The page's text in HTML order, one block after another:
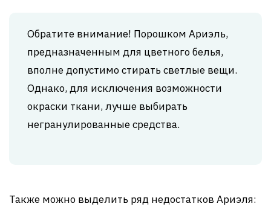
Обратите внимание! Порошком Ариэль,
предназначенным для цветного белья,
вполне допустимо стирать светлые вещи.
Однако, для исключения возможности
окраски ткани, лучше выбирать
негранулированные средства.
Также можно выделить ряд недостатков Ариэля: